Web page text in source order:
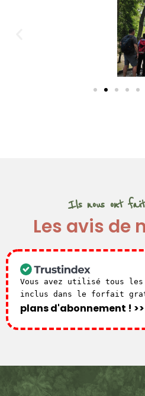
Ils nous ont
Les avis de
Vous avez utilisé tous les
inclus dans le forfait
plans d'abonnement ! >>